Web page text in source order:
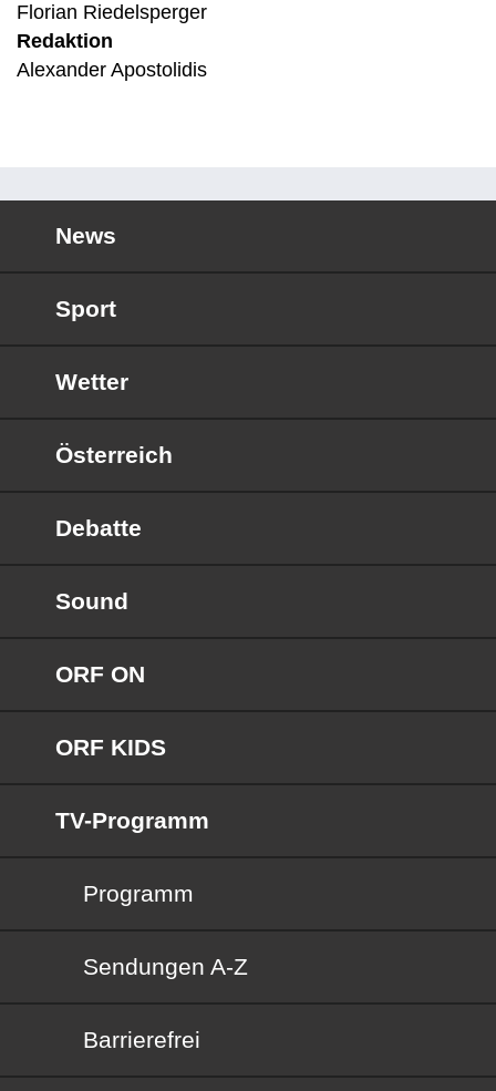
Florian Riedelsperger
Redaktion
Alexander Apostolidis
News
Sport
Wetter
Österreich
Debatte
Sound
ORF ON
ORF KIDS
TV-Programm
Programm
Sendungen von A bis Z
Sendungen A-Z
Barrierefrei
Barrierefrei